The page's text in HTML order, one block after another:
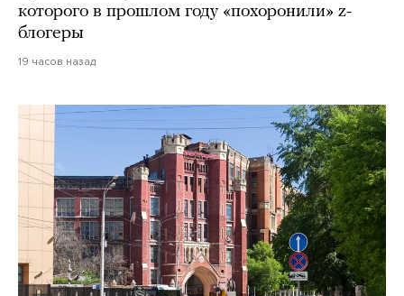
которого в прошлом году «похоронили» z-
блогеры
19 часов назад